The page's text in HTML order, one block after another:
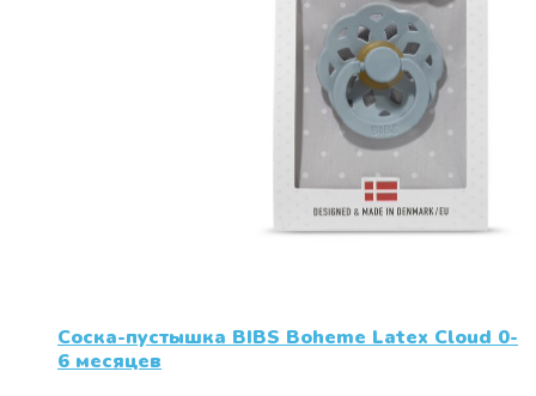
Соска-пустышка BIBS Boheme Latex Cloud 0-
6 месяцев